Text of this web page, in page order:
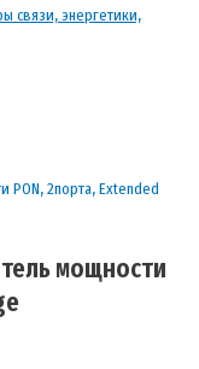
связи, энергетики,
мощности